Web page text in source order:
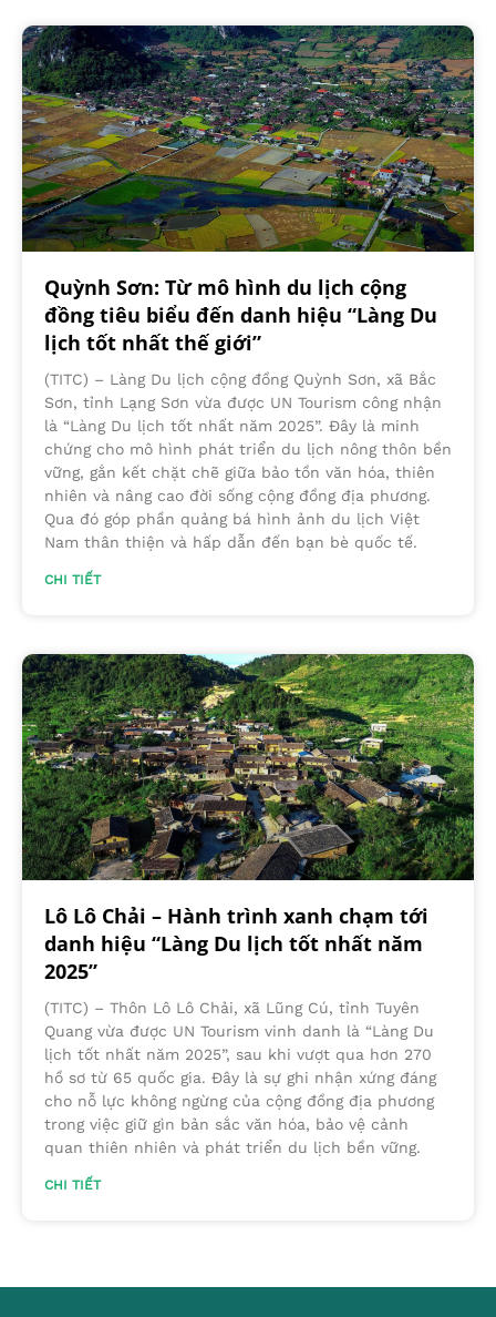
Quỳnh Sơn: Từ mô hình du lịch cộng
đồng tiêu biểu đến danh hiệu “Làng Du
lịch tốt nhất thế giới”
(TITC) – Làng Du lịch cộng đồng Quỳnh Sơn, xã Bắc
Sơn, tỉnh Lạng Sơn vừa được UN Tourism công nhận
là “Làng Du lịch tốt nhất năm 2025”. Đây là minh
chứng cho mô hình phát triển du lịch nông thôn bền
vững, gắn kết chặt chẽ giữa bảo tồn văn hóa, thiên
nhiên và nâng cao đời sống cộng đồng địa phương.
Qua đó góp phần quảng bá hình ảnh du lịch Việt
Nam thân thiện và hấp dẫn đến bạn bè quốc tế.
CHI TIẾT
Lô Lô Chải – Hành trình xanh chạm tới
danh hiệu “Làng Du lịch tốt nhất năm
2025”
(TITC) – Thôn Lô Lô Chải, xã Lũng Cú, tỉnh Tuyên
Quang vừa được UN Tourism vinh danh là “Làng Du
lịch tốt nhất năm 2025”, sau khi vượt qua hơn 270
hồ sơ từ 65 quốc gia. Đây là sự ghi nhận xứng đáng
cho nỗ lực không ngừng của cộng đồng địa phương
trong việc giữ gìn bản sắc văn hóa, bảo vệ cảnh
quan thiên nhiên và phát triển du lịch bền vững.
CHI TIẾT